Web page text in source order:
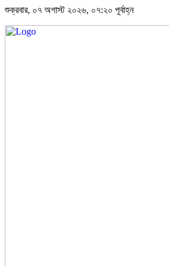
শুক্রবার, ০৭ অগাস্ট ২০২৬, ০৭:২০ পূর্বাহ্ন